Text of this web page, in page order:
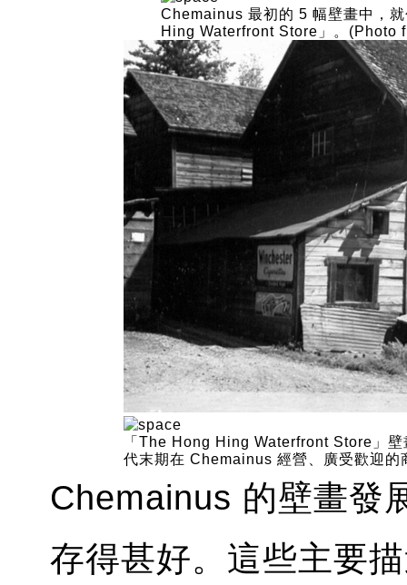
Chemainus 最初的 5 幅壁畫中，
Hing Waterfront Store」。(Photo
「The Hong Hing Waterfront Store」
代末期在 Chemainus 經營、廣受歡迎
Chemainus 的壁畫發
存得甚好。這些主要